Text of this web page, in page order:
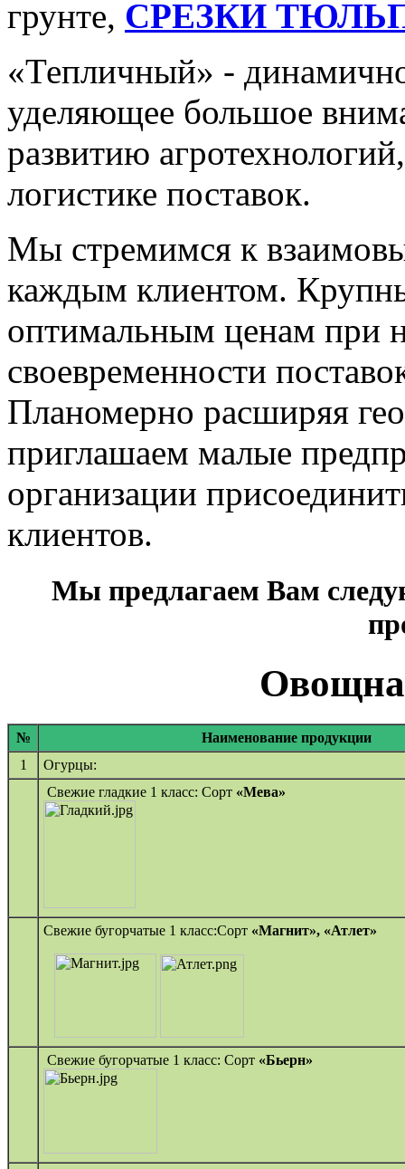
грунте, СРЕЗКИ
«Тепличный» -
уделяющее большое
развитию
логистике поставок.
Мы стремимся к
каждым клиентом.
оптимальным ценам при
своевременности
Планомерно расширяя
приглашаем малые
организации
клиентов.
Мы предлагаем Вам
№
Наименование продукции
1
Огурцы:
Свежие гладкие 1 класс: Сорт «Мева»
Свежие бугорчатые 1 класс:Сорт «Магнит», «Атлет»
Свежие бугорчатые 1 класс: Сорт «Бьерн»